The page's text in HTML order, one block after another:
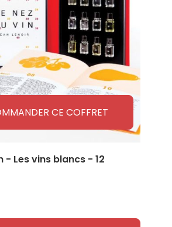
CE COFFRET
- Les vins blancs - 12